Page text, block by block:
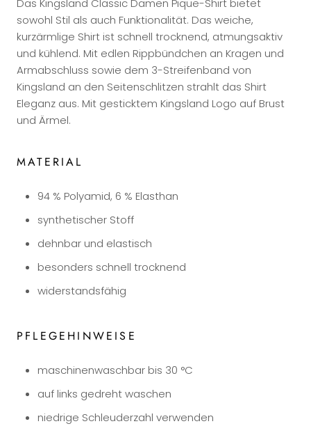
Das Kingsland Classic Damen Pique-Shirt bietet
sowohl Stil als auch Funktionalität. Das weiche,
kurzärmlige Shirt ist schnell trocknend, atmungsaktiv
und kühlend. Mit edlen Rippbündchen an Kragen und
Armabschluss sowie dem 3-Streifenband von
Kingsland an den Seitenschlitzen strahlt das Shirt
Eleganz aus. Mit gesticktem Kingsland Logo auf Brust
und Ärmel.
MATERIAL
94 % Polyamid, 6 % Elasthan
synthetischer Stoff
dehnbar und elastisch
besonders schnell trocknend
widerstandsfähig
PFLEGEHINWEISE
maschinenwaschbar bis 30 °C
auf links gedreht waschen
niedrige Schleuderzahl verwenden